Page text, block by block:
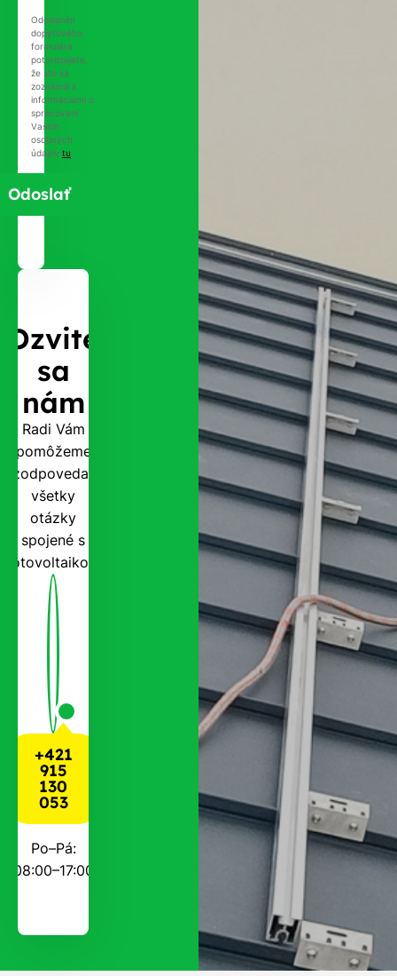
Ozvite
sa
nám
Radi Vám
pomôžeme
zodpovedať
všetky
otázky
spojené s
fotovoltaikou.
+421
915
130
053
Po–Pá:
08:00–17:00
Odoslaním
dopytového
formulára
potvrdzujete,
že ste sa
zoznámili s
informáciami o
spracovaní
Vašich
osobných
údajov tu